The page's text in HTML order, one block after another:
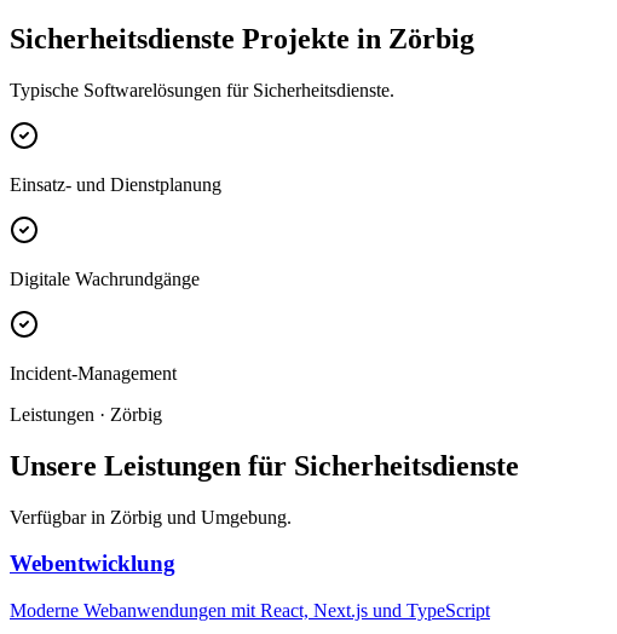
Sicherheitsdienste Projekte in Zörbig
Typische Softwarelösungen für Sicherheitsdienste.
Einsatz- und Dienstplanung
Digitale Wachrundgänge
Incident-Management
Leistungen · Zörbig
Unsere Leistungen für Sicherheitsdienste
Verfügbar in Zörbig und Umgebung.
Webentwicklung
Moderne Webanwendungen mit React, Next.js und TypeScript